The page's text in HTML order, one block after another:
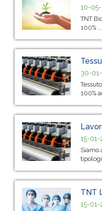
10-
TNT
100% ...
30-
100%
15-01-
Siamo
TNT
15-01-